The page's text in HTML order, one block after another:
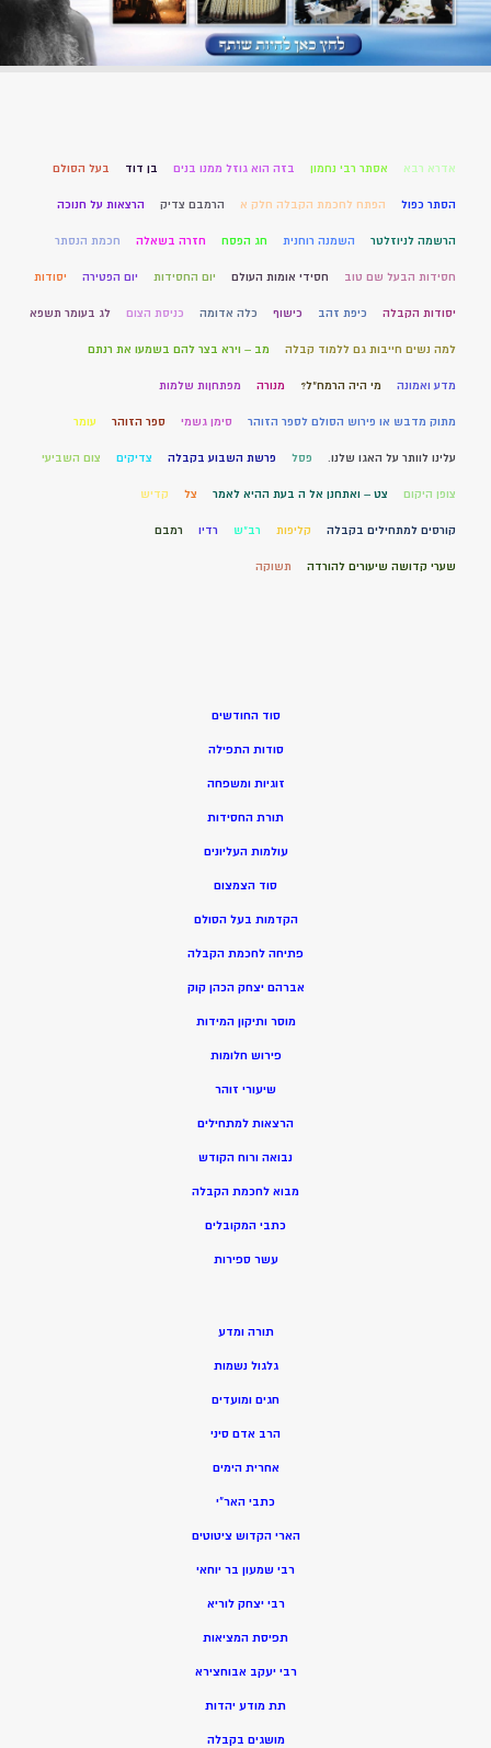
אדרא רבא אסתר רבי נחמון בזה הוא גוזל ממנו בנים בן דוד בעל הסולם
הסתר כפול הפתח לחכמת הקבלה חלק א הרמבם צדיק הרצאות על חנוכה
הרשמה לניוזלטר השמנה רוחנית חג הפסח חזרה בשאלה חכמת הנסתר
חסידות הבעל שם טוב חסידי אומות העולם יום החסידות יום הפטירה יסודות
יסודות הקבלה כיפת זהב כישוף כלה אדומה כניסת הצום לג בעומר תשפא
למה נשים חייבות גם ללמוד קבלה מב – וירא בצר להם בשמעו את רנתם
מדע ואמונה מי היה הרמח"ל? מנורה מפתחןות שלמות
מתוק מדבש או פירוש הסולם לספר הזוהר סימן גשמי ספר הזוהר עומר
עלינו לוותר על האגו שלנו. פסל פרשת השבוע בקבלה צדיקים צום השביעי
צופן היקום צט – ואתחנן אל ה בעת ההיא לאמר צל קדיש
קורסים למתחילים בקבלה קליפות רב"ש רדיו רמבם
שערי קדושה שיעורים להורדה תשוקה
סוד החודשים
סודות התפילה
זוגיות ומשפחה
תורת החסידות
עולמות העליונים
סוד הצמצום
הקדמות בעל הסולם
פתיחה לחכמת הקבלה
אברהם יצחק הכהן קוק
מוסר ותיקון המידות
פירוש חלומות
שיעורי זוהר
הרצאות למתחילים
נבואה ורוח הקודש
מבוא לחכמת הקבלה
כתבי המקובלים
עשר ספירות
תורה ומדע
גלגול נשמות
חגים ומועדים
הרב אדם סיני
אחרית הימים
כתבי האר”י
הארי הקדוש ציטוטים
רבי שמעון בר יוחאי
רבי יצחק לוריא
תפיסת המציאות
רבי יעקב אבוחצירא
תת מודע יהדות
מושגים בקבלה